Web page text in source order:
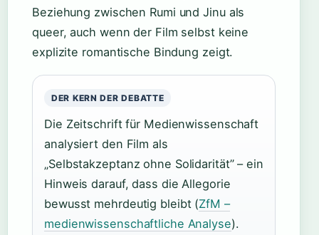
Beziehung zwischen Rumi und Jinu als
queer, auch wenn der Film selbst keine
explizite romantische Bindung zeigt.
DER KERN DER DEBATTE
Die Zeitschrift für Medienwissenschaft
analysiert den Film als
„Selbstakzeptanz ohne Solidarität” – ein
Hinweis darauf, dass die Allegorie
bewusst mehrdeutig bleibt (ZfM –
medienwissenschaftliche Analyse).